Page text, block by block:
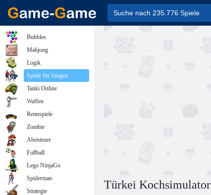
Türkei Kochsimulator
Bubbles
Mahjong
Logik
Spiele für Jungen
Tanki Online
Waffen
Rennspiele
Zombie
Abenteuer
Fußball
Lego NinjaGo
Spiderman
Strategie